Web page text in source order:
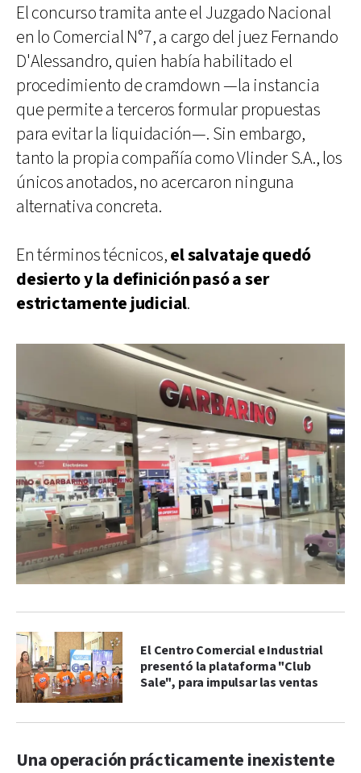
El concurso tramita ante el Juzgado Nacional
en lo Comercial N°7, a cargo del juez Fernando
D'Alessandro, quien había habilitado el
procedimiento de cramdown —la instancia
que permite a terceros formular propuestas
para evitar la liquidación—. Sin embargo,
tanto la propia compañía como Vlinder S.A., los
únicos anotados, no acercaron ninguna
alternativa concreta.
En términos técnicos,el salvataje quedó
desierto y la definición pasó a ser
estrictamente judicial.
El Centro Comercial e Industrial
presentó la plataforma "Club
Sale", para impulsar las ventas
Una operación prácticamente inexistente